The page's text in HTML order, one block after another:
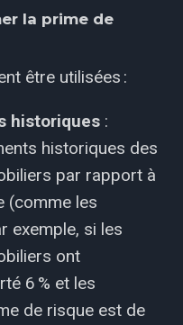
la prime de
être utilisées :
historiques :
historiques des
par rapport à
(comme les
exemple, si les
ont
6 % et les
de risque est de